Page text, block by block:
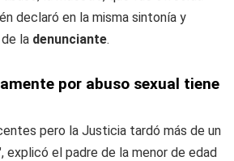
declaró en la misma sintonía y
la denunciante.
por abuso sexual tiene
pero la Justicia tardó más de un
explicó el padre de la menor de edad